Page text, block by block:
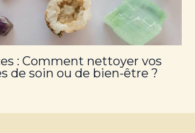
: Comment nettoyer vos
de soin ou de bien-être ?